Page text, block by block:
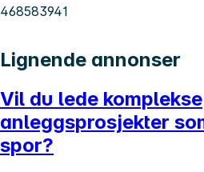
468583941
Lignende annonser
Vil du lede komplekse
anleggsprosjekter
spor?